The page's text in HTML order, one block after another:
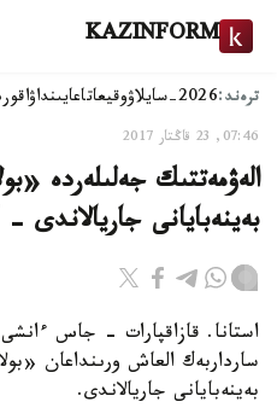
KAZINFORM
ترەند:2026-سايلاۋ وقيعاتاعايىنداۋ
07:46, 23 قاڭتار 2017
الەۋمەتتىك جەلىلەردە
بەينەبايانى
استانا. قازاقپارات - جاس
سارداربەك العاش ورىنداعان
بەينەبايانى جاريالاندى.